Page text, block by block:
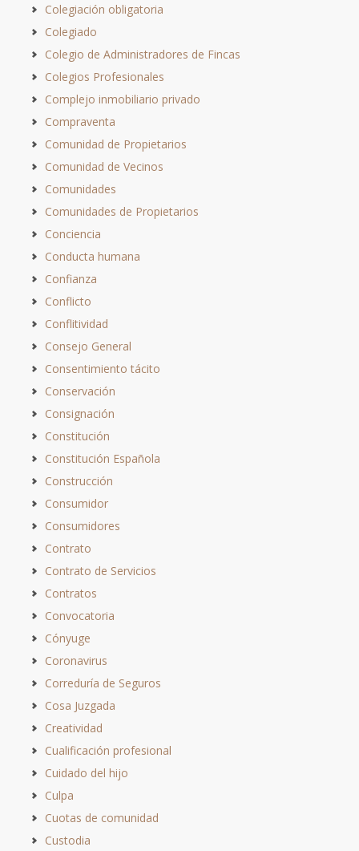
Colegiación obligatoria
Colegiado
Colegio de Administradores de Fincas
Colegios Profesionales
Complejo inmobiliario privado
Compraventa
Comunidad de Propietarios
Comunidad de Vecinos
Comunidades
Comunidades de Propietarios
Conciencia
Conducta humana
Confianza
Conflicto
Conflitividad
Consejo General
Consentimiento tácito
Conservación
Consignación
Constitución
Constitución Española
Construcción
Consumidor
Consumidores
Contrato
Contrato de Servicios
Contratos
Convocatoria
Cónyuge
Coronavirus
Correduría de Seguros
Cosa Juzgada
Creatividad
Cualificación profesional
Cuidado del hijo
Culpa
Cuotas de comunidad
Custodia